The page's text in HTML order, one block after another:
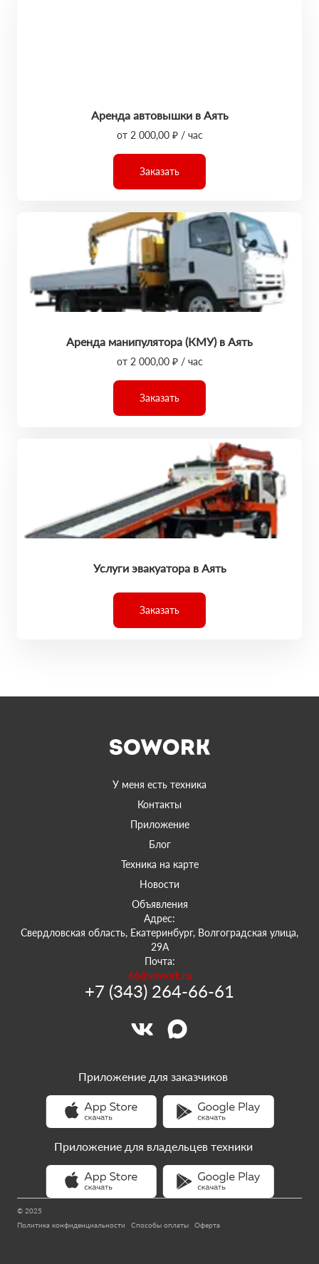
Аренда автовышки в Аять
от 2 000,00 ₽ / час
Заказать
Аренда манипулятора (КМУ) в Аять
от 2 000,00 ₽ / час
Заказать
Услуги эвакуатора в Аять
Заказать
У меня есть техника
Контакты
Приложение
Блог
Техника на карте
Новости
Объявления
Адрес:
Свердловская область, Екатеринбург, Волгоградская улица,
29А
Почта:
66@sowork.ru
+7 (343) 264-66-61
© 2025
Политика конфиденциальности
Способы оплаты Оферта
Приложение для заказчиков
Приложение для владельцев техники